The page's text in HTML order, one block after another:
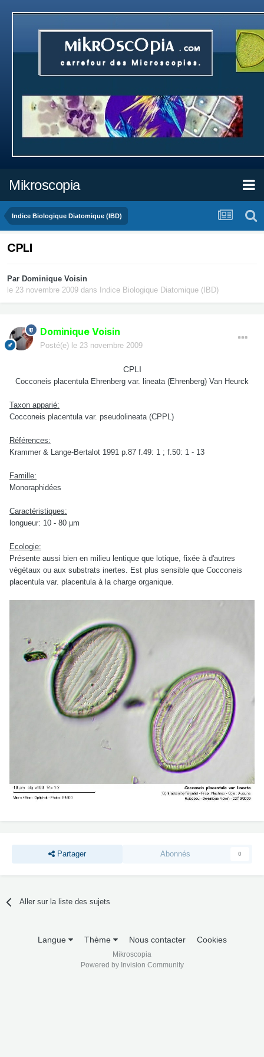
Mikroscopia
Indice Biologique Diatomique (IBD)
CPLI
Par Dominique Voisin
le 23 novembre 2009 dans Indice Biologique Diatomique (IBD)
Dominique Voisin
Posté(e) le 23 novembre 2009
CPLI
Cocconeis placentula Ehrenberg var. lineata (Ehrenberg) Van Heurck
Taxon apparié:
Cocconeis placentula var. pseudolineata (CPPL)
Références:
Krammer & Lange-Bertalot 1991 p.87 f.49: 1 ; f.50: 1 - 13
Famille:
Monoraphidées
Caractéristiques:
longueur: 10 - 80 µm
Ecologie:
Présente aussi bien en milieu lentique que lotique, fixée à d'autres
végétaux ou aux substrats inertes. Est plus sensible que Cocconeis
placentula var. placentula à la charge organique.
Partager Abonnés 0
Aller sur la liste des sujets
Langue Thème Nous contacter Cookies
Mikroscopia
Powered by Invision Community